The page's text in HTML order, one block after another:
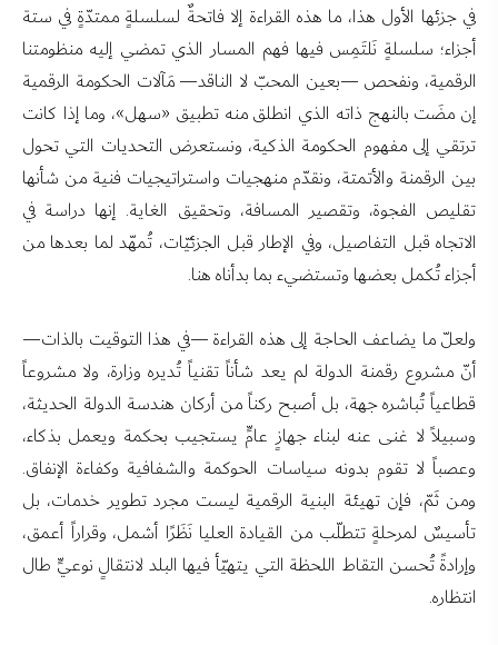
في جزئها الأول هذا، ما هذه القراءة إلا فاتحةٌ لسلسلةٍ ممتدّةٍ في ستة
أجزاء؛ سلسلةٍ نَلتَمِس فيها فهم المسار الذي تمضي إليه منظومتنا
الرقمية، ونفحص —بعين المحبّ لا الناقد— مَآلات الحكومة الرقمية
إن مضَت بالنهج ذاته الذي انطلق منه تطبيق «سهل»، وما إذا كانت
ترتقي إلى مفهوم الحكومة الذكية، ونستعرض التحديات التي تحول
بين الرقمنة والأتمتة، ونقدّم منهجيات واستراتيجيات فنية من شأنها
تقليص الفجوة، وتقصير المسافة، وتحقيق الغاية. إنها دراسة في
الاتجاه قبل التفاصيل، وفي الإطار قبل الجزئيّات، تُمهّد لما بعدها من
أجزاء تُكمل بعضها وتستضيء بما بدأناه هنا.
ولعلّ ما يضاعف الحاجة إلى هذه القراءة —في هذا التوقيت بالذات—
أنّ مشروع رقمنة الدولة لم يعد شأناً تقنياً تُديره وزارة، ولا مشروعاً
قطاعياً تُباشره جهة، بل أصبح ركناً من أركان هندسة الدولة الحديثة،
وسبيلاً لا غنى عنه لبناء جهازٍ عامٍّ يستجيب بحكمة ويعمل بذكاء،
وعصباً لا تقوم بدونه سياسات الحوكمة والشفافية وكفاءة الإنفاق.
ومن ثَمّ، فإن تهيئة البنية الرقمية ليست مجرد تطوير خدمات، بل
تأسيسٌ لمرحلةٍ تتطلّب من القيادة العليا نَظَرًا أشمل، وقراراً أعمق،
وإرادةً تُحسن التقاط اللحظة التي يتهيّأ فيها البلد لانتقالٍ نوعيٍّ طال
انتظاره.